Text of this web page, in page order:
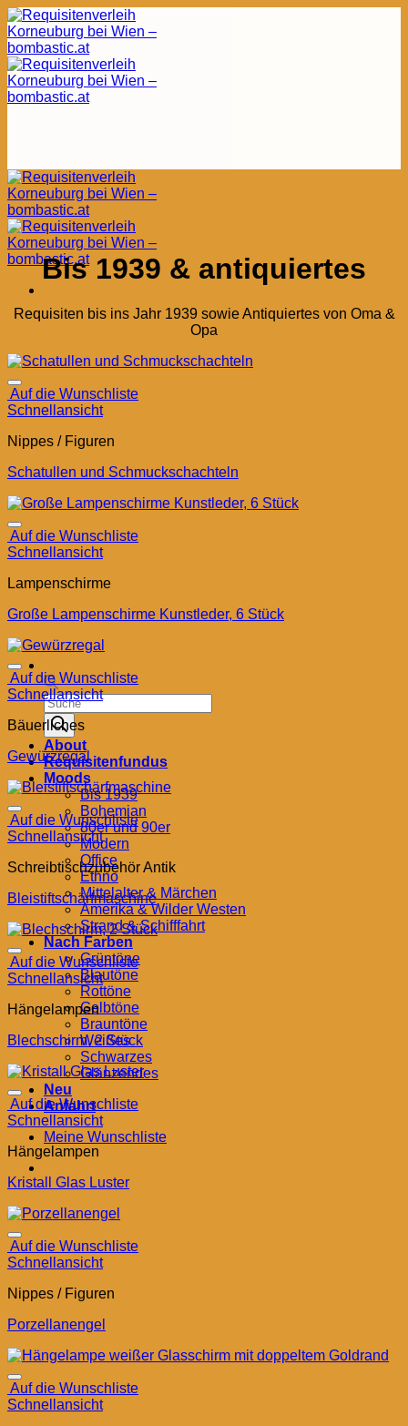
Zum
Inhalt
springen
Products
search
About
Requisitenfundus
Moods
Bis 1939
Bohemian
80er und 90er
Modern
Office
Ethno
Mittelalter & Märchen
Amerika & Wilder Westen
Strand & Schifffahrt
Nach Farben
Grüntöne
Blautöne
Rottöne
Gelbtöne
Brauntöne
Weißes
Schwarzes
Glänzendes
Neu
Anfahrt
Meine Wunschliste
Bis 1939 & antiquiertes
Requisiten bis ins Jahr 1939 sowie Antiquiertes von Oma &
Opa
Auf die Wunschliste
Schnellansicht
Nippes / Figuren
Schatullen und Schmuckschachteln
Auf die Wunschliste
Schnellansicht
Lampenschirme
Große Lampenschirme Kunstleder, 6 Stück
Auf die Wunschliste
Schnellansicht
Bäuerliches
Gewürzregal
Auf die Wunschliste
Schnellansicht
Schreibtischzubehör Antik
Bleistiftschärfmaschine
Auf die Wunschliste
Schnellansicht
Hängelampen
Blechschirm, 2 Stück
Auf die Wunschliste
Schnellansicht
Hängelampen
Kristall Glas Luster
Auf die Wunschliste
Schnellansicht
Nippes / Figuren
Porzellanengel
Auf die Wunschliste
Schnellansicht